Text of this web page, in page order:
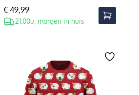
€ 49,99
21.00u, morgen in huis